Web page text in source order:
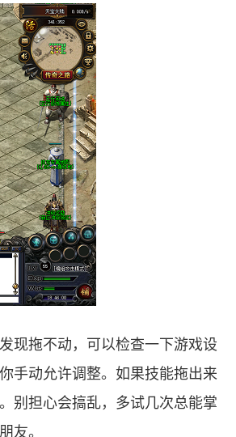
现拖不动，可以检查一下游戏设
手动允许调整。如果技能拖出来
别担心会搞乱，多试几次总能掌
友。